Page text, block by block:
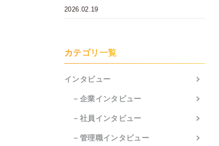
2026.02.19
カテゴリ一覧
インタビュー
－企業インタビュー
－社員インタビュー
－管理職インタビュー